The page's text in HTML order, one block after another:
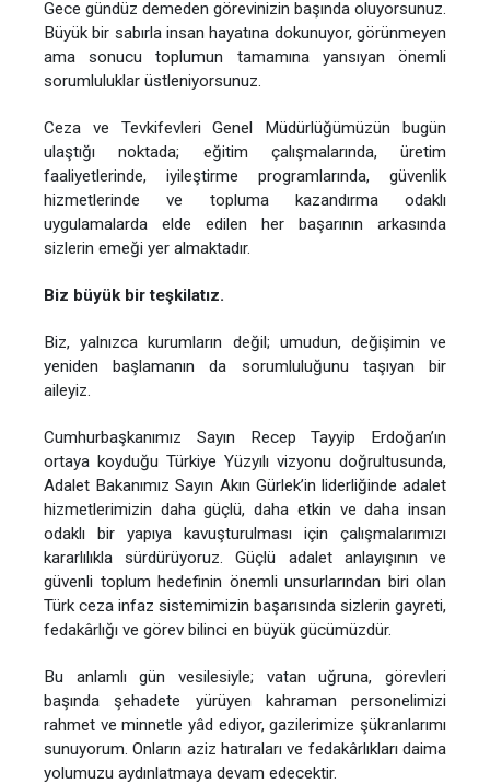
Gece gündüz demeden görevinizin başında oluyorsunuz.
Büyük bir sabırla insan hayatına dokunuyor, görünmeyen
ama sonucu toplumun tamamına yansıyan önemli
sorumluluklar üstleniyorsunuz.
Ceza ve Tevkifevleri Genel Müdürlüğümüzün bugün
ulaştığı noktada; eğitim çalışmalarında, üretim
faaliyetlerinde, iyileştirme programlarında, güvenlik
hizmetlerinde ve topluma kazandırma odaklı
uygulamalarda elde edilen her başarının arkasında
sizlerin emeği yer almaktadır.
Biz büyük bir teşkilatız.
Biz, yalnızca kurumların değil; umudun, değişimin ve
yeniden başlamanın da sorumluluğunu taşıyan bir
aileyiz.
Cumhurbaşkanımız Sayın Recep Tayyip Erdoğan’ın
ortaya koyduğu Türkiye Yüzyılı vizyonu doğrultusunda,
Adalet Bakanımız Sayın Akın Gürlek’in liderliğinde adalet
hizmetlerimizin daha güçlü, daha etkin ve daha insan
odaklı bir yapıya kavuşturulması için çalışmalarımızı
kararlılıkla sürdürüyoruz. Güçlü adalet anlayışının ve
güvenli toplum hedefinin önemli unsurlarından biri olan
Türk ceza infaz sistemimizin başarısında sizlerin gayreti,
fedakârlığı ve görev bilinci en büyük gücümüzdür.
Bu anlamlı gün vesilesiyle; vatan uğruna, görevleri
başında şehadete yürüyen kahraman personelimizi
rahmet ve minnetle yâd ediyor, gazilerimize şükranlarımı
sunuyorum. Onların aziz hatıraları ve fedakârlıkları daima
yolumuzu aydınlatmaya devam edecektir.